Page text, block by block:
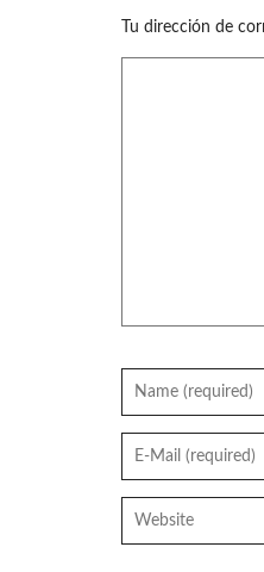
Tu dirección de